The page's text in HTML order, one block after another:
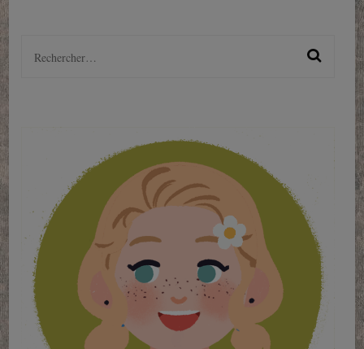
Rechercher :